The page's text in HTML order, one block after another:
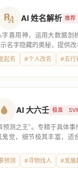
AI 姓名解析 推荐
喜用神，运用大数据剖
名字隐藏的奥秘，提供
起名 #个人改名 #五行
AI 大六壬 极准
预测之王”。专精于具体
鬼觉，细节极其丰富，适
预测 #寻物找人 #发展